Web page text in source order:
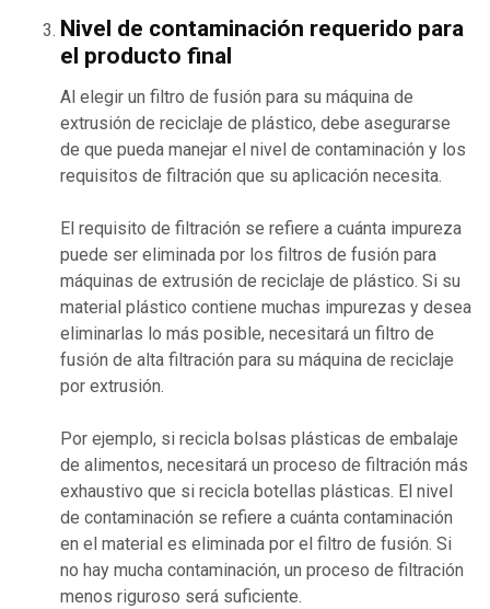
Nivel de contaminación requerido para
el producto final
Al elegir un filtro de fusión para su máquina de
extrusión de reciclaje de plástico, debe asegurarse
de que pueda manejar el nivel de contaminación y los
requisitos de filtración que su aplicación necesita.
El requisito de filtración se refiere a cuánta impureza
puede ser eliminada por los filtros de fusión para
máquinas de extrusión de reciclaje de plástico. Si su
material plástico contiene muchas impurezas y desea
eliminarlas lo más posible, necesitará un filtro de
fusión de alta filtración para su máquina de reciclaje
por extrusión.
Por ejemplo, si recicla bolsas plásticas de embalaje
de alimentos, necesitará un proceso de filtración más
exhaustivo que si recicla botellas plásticas. El nivel
de contaminación se refiere a cuánta contaminación
en el material es eliminada por el filtro de fusión. Si
no hay mucha contaminación, un proceso de filtración
menos riguroso será suficiente.